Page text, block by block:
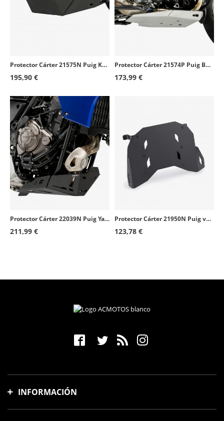
Protector Cárter 21575N Puig Kawasaki KLR 650 (22-26) Negro
195,90 €
Protector Cárter 21574P Puig BMW R1250GS (21-24) Plateado
173,99 €
Protector Cárter 22039N Puig Yamaha Tenere 700 (19-26) Negro
211,99 €
Protector Cárter 21950N Puig varios modelos de BMW Negro
123,78 €
INFORMACIÓN